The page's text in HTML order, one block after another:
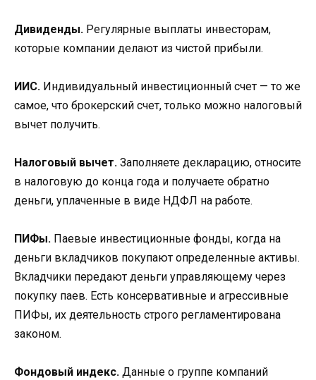
Дивиденды. Регулярные выплаты инвесторам,
которые компании делают из чистой прибыли.
ИИС. Индивидуальный инвестиционный счет — то же
самое, что брокерский счет, только можно налоговый
вычет получить.
Налоговый вычет. Заполняете декларацию, относите
в налоговую до конца года и получаете обратно
деньги, уплаченные в виде НДФЛ на работе.
ПИФы. Паевые инвестиционные фонды, когда на
деньги вкладчиков покупают определенные активы.
Вкладчики передают деньги управляющему через
покупку паев. Есть консервативные и агрессивные
ПИФы, их деятельность строго регламентирована
законом.
Фондовый индекс. Данные о группе компаний